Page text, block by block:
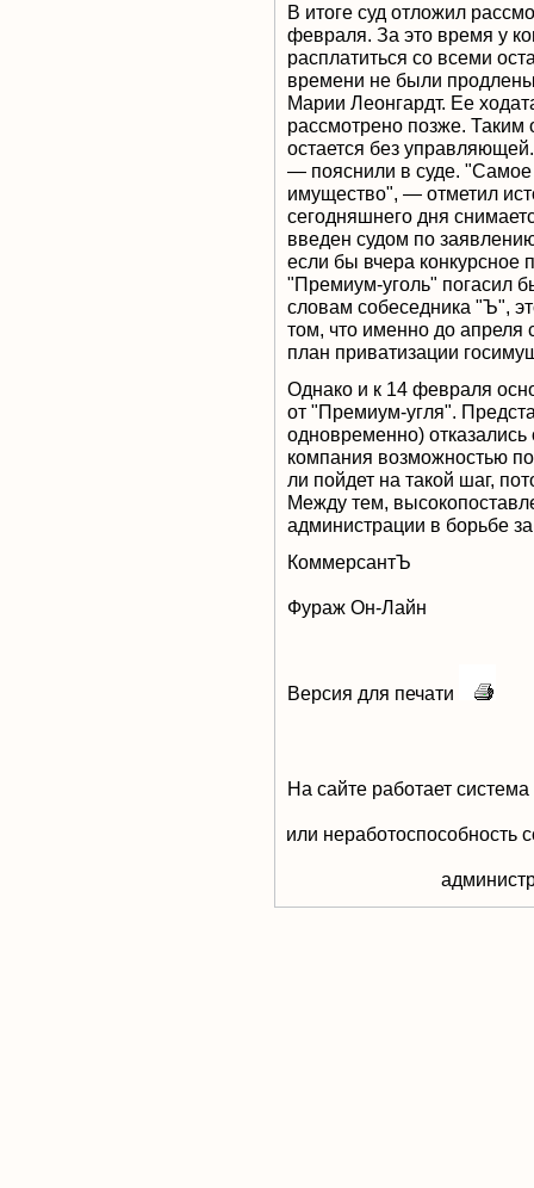
В итоге суд отложил
февраля. За это время у
расплатиться со всеми
времени не были
Марии Леонгардт. Ее
рассмотрено позже.
остается без
— пояснили в суде. "Самое
имущество", — отметил
сегодняшнего дня
введен судом по
если бы вчера конкурсное
"Премиум-уголь" погасил
словам собеседника "Ъ",
том, что именно до апреля
план приватизации
Однако и к 14 февраля
от "Премиум-угля".
одновременно) отказались
компания возможностью
ли пойдет на такой шаг,
Между тем,
администрации в борьбе
КоммерсантЪ
Фураж Он-Лайн
Версия для печати
На сайте работает
или неработоспособность